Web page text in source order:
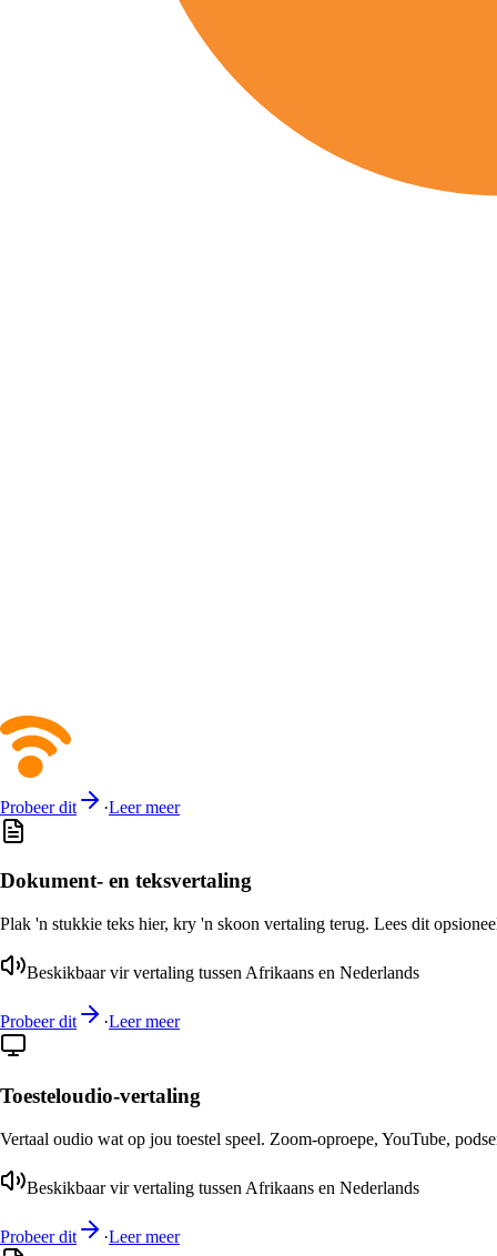
Probeer dit ·Leer meer
Dokument- en teksvertaling
Plak 'n stukkie teks hier, kry 'n skoon vertaling terug. Lees dit
Beskikbaar vir vertaling tussen Afrikaans en Nederlands
Probeer dit ·Leer meer
Toesteloudio-vertaling
Vertaal oudio wat op jou toestel speel. Zoom-oproepe, YouTube,
Beskikbaar vir vertaling tussen Afrikaans en Nederlands
Probeer dit ·Leer meer